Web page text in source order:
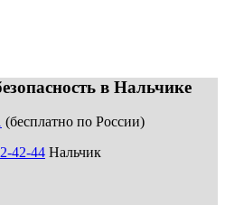
в Нальчике
(бесплатно по России)
42-44 Нальчик